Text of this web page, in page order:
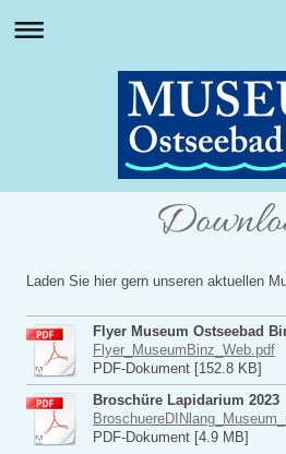
Laden Sie hier gern unseren aktuellen
Flyer Museum Ostseebad
Flyer_MuseumBinz_Web.pdf
PDF-Dokument [152.8 KB]
Broschüre Lapidarium 2023
PDF-Dokument [4.9 MB]